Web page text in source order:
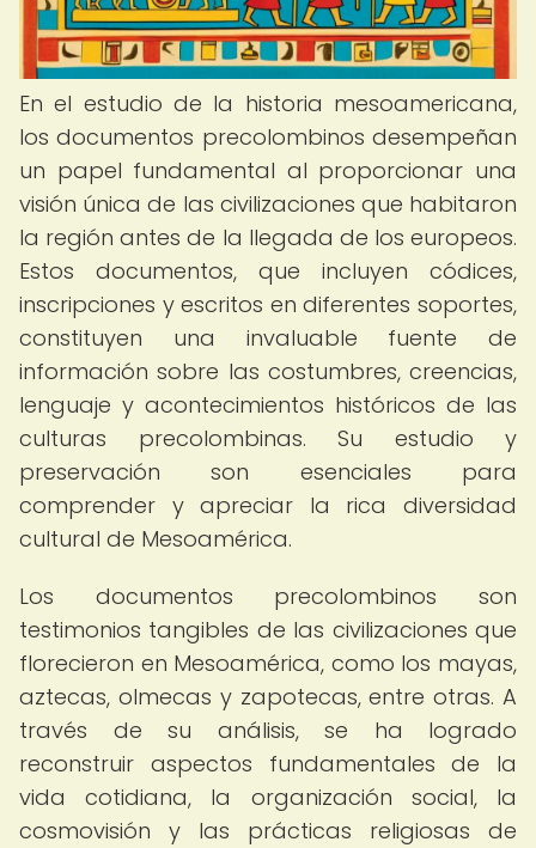
En el estudio de la historia mesoamericana,
los documentos precolombinos desempeñan
un papel fundamental al proporcionar una
visión única de las civilizaciones que habitaron
la región antes de la llegada de los europeos.
Estos documentos, que incluyen códices,
inscripciones y escritos en diferentes soportes,
constituyen una invaluable fuente de
información sobre las costumbres, creencias,
lenguaje y acontecimientos históricos de las
culturas precolombinas. Su estudio y
preservación son esenciales para
comprender y apreciar la rica diversidad
cultural de Mesoamérica.
Los documentos precolombinos son
testimonios tangibles de las civilizaciones que
florecieron en Mesoamérica, como los mayas,
aztecas, olmecas y zapotecas, entre otras. A
través de su análisis, se ha logrado
reconstruir aspectos fundamentales de la
vida cotidiana, la organización social, la
cosmovisión y las prácticas religiosas de